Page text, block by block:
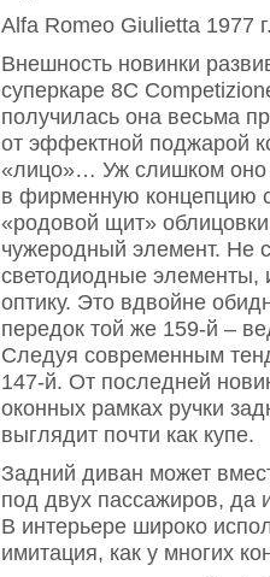
Alfa Romeo Giulietta 1977
Внешность новинки
суперкаре 8C
получилась она весьма
от эффектной поджарой
«лицо»… Уж слишком оно
в фирменную концепцию
«родовой щит»
чужеродный элемент. Не
светодиодные элементы,
оптику. Это вдвойне
передок той же 159-й –
Следуя современным
147-й. От последней
оконных рамках ручки
выглядит почти как купе.
Задний диван может
под двух пассажиров, да
В интерьере широко
имитация, как у многих